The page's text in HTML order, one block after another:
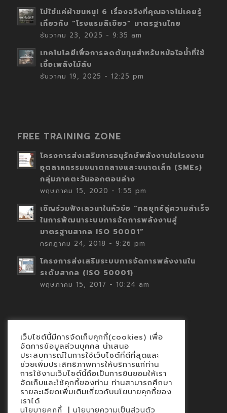
ไม่ใช่แค่ผ้าขนหนู! 6 เรื่องจริงที่คุณอาจไม่เคยรู้
เกี่ยวกับ “โรงแรมสีเขียว” มาตรฐานไทย
ธันวาคม 23, 2025 - 9:35 am
เทคโนโลยีเพื่อการลดต้นทุนสำหรับหม้อไอน้ำที่ใช้
เชื้อเพลิงไม้สับ
ธันวาคม 19, 2025 - 12:25 pm
FREE TRAINING ZONE
โครงการส่งเสริมการอนุรักษ์พลังงานในโรงงาน
อุตสาหกรรมขนาดกลางและขนาดเล็ก (SMEs)
กลุ่มภาคตะวันออกตอนล่าง
พฤษภาคม 15, 2020 - 1:55 pm
เชิญร่วมฟังเสวนาในหัวข้อ “กลยุทธ์สู่ความสำเร็จ
ในการพัฒนาระบบการจัดการพลังงานสู่
มาตรฐานสากล ISO 50001”
กรกฎาคม 24, 2018 - 9:26 pm
โครงการส่งเสริมระบบการจัดการพลังงานใน
ระดับสากล (ISO 50001)
พฤษภาคม 15, 2017 - 10:24 am
Contact
นโยบายคุกกี้
นโยบายข้อมูลส่วนบุคคล
เว็บไซต์นี้มีการจัดเก็บคุกกี้(cookies) เพื่อ
จัดการข้อมูลส่วนบุคคล นำเสนอ
ประสบการณ์ในการใช้เว็บไซต์ที่ดีที่สุดและ
ช่วยเพิ่มประสิทธิภาพการให้บริการแก่ท่าน
การใช้งานเว็บไซต์นี้ถือเป็นการยินยอมให้เรา
จัดเก็บและใช้คุกกี้ของท่าน ท่านสามารถศึกษา
รายละเอียดเพิ่มเติมเกี่ยวกับนโยบายคุกกี้ของ
เราได้
นโยบายคุกกี้ | นโยบายความเป็นส่วนตัว